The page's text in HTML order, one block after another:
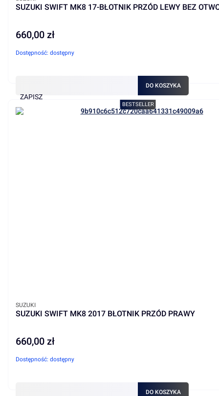
SUZUKI SWIFT MK8 17-BŁOTNIK PRZÓD LEWY BEZ
Cena
660,00 zł
Dostępność: dostępny
ZAPISZ
DO KOSZYKA
BESTSELLER
SUZUKI SWIFT MK8 2017 BŁOTNIK PRZÓD PRAWY
PRODUCENT
SUZUKI
Cena
660,00 zł
Dostępność: dostępny
DO KOSZYKA